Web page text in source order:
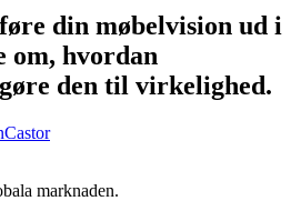
din møbelvision ud i
om, hvordan
den til virkelighed.
marknaden.